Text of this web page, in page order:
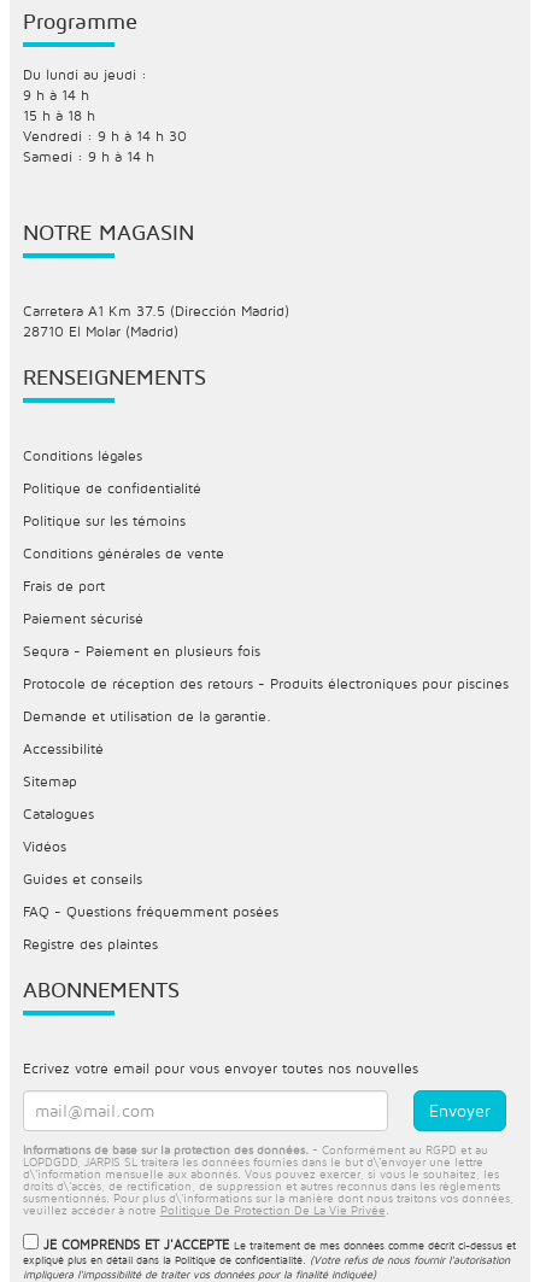
Programme
Du lundi au jeudi :
9 h à 14 h
15 h à 18 h
Vendredi : 9 h à 14 h 30
Samedi : 9 h à 14 h
NOTRE MAGASIN
Carretera A1 Km 37.5 (Dirección Madrid)
28710 El Molar (Madrid)
RENSEIGNEMENTS
Conditions légales
Politique de confidentialité
Politique sur les témoins
Conditions générales de vente
Frais de port
Paiement sécurisé
Sequra - Paiement en plusieurs fois
Protocole de réception des retours - Produits électroniques pour piscines
Demande et utilisation de la garantie.
Accessibilité
Sitemap
Catalogues
Vidéos
Guides et conseils
FAQ - Questions fréquemment posées
Registre des plaintes
ABONNEMENTS
Ecrivez votre email pour vous envoyer toutes nos nouvelles
Informations de base sur la protection des données. - Conformément au RGPD et au
LOPDGDD, JARPIS SL traitera les données fournies dans le but d\'envoyer une lettre
d\'information mensuelle aux abonnés. Vous pouvez exercer, si vous le souhaitez, les
droits d\'accès, de rectification, de suppression et autres reconnus dans les règlements
susmentionnés. Pour plus d\'informations sur la manière dont nous traitons vos données,
veuillez accéder à notre Politique De Protection De La Vie Privée
JE COMPRENDS ET J'ACCEPTE Le traitement de mes données comme décrit ci-dessus et
expliqué plus en détail dans la Politique de confidentialité.
(Votre refus de nous fournir l'autorisation
impliquera l'impossibilité de traiter vos données pour la finalité indiquée)